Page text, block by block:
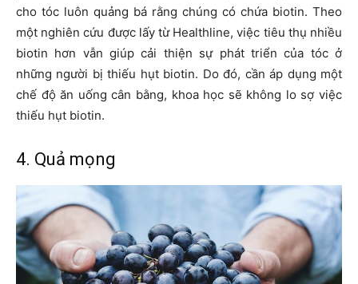
cho tóc luôn quảng bá rằng chúng có chứa biotin. Theo
một nghiên cứu được lấy từ Healthline, việc tiêu thụ nhiều
biotin hơn vẫn giúp cải thiện sự phát triển của tóc ở
những người bị thiếu hụt biotin. Do đó, cần áp dụng một
chế độ ăn uống cân bằng, khoa học sẽ không lo sợ việc
thiếu hụt biotin.
4. Quả mọng